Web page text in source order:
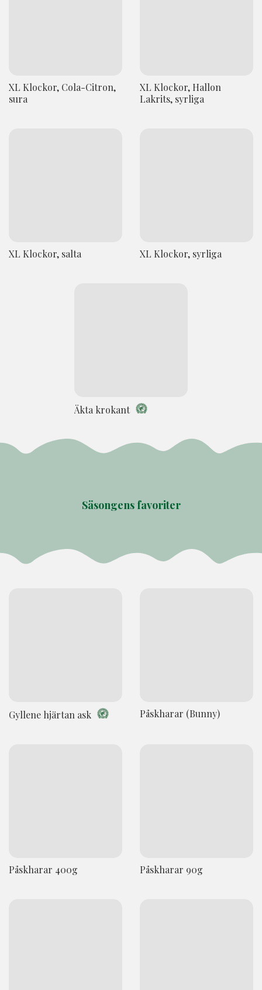
XL Klockor, Cola-Citron,
sura
XL Klockor, Hallon
Lakrits, syrliga
XL Klockor, salta XL Klockor, syrliga
Äkta krokant
Säsongens favoriter
Gyllene hjärtan ask Påskharar (Bunny)
Påskharar 400g Påskharar 90g